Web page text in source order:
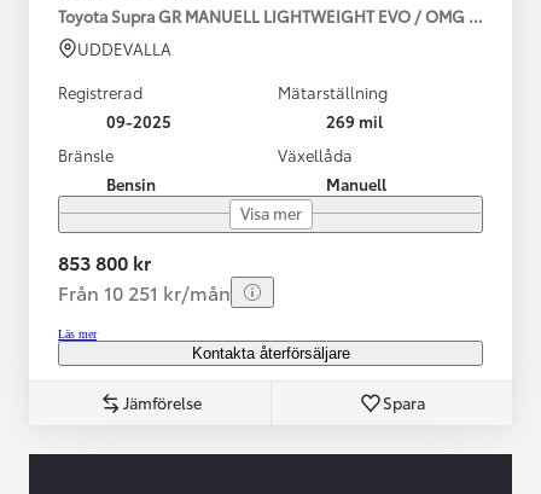
Toyota Supra GR MANUELL LIGHTWEIGHT EVO / OMG LEV!
UDDEVALLA
Registrerad
09-2025
Mätarställning
269 mil
Bränsle
Bensin
Växellåda
Manuell
Visa mer
853 800 kr
Från 10 251 kr/mån
Läs mer
Kontakta återförsäljare
Jämförelse Spara